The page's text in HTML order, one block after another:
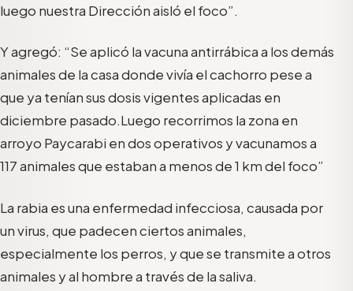
luego nuestra Dirección aisló el foco”.
Y agregó: “Se aplicó la vacuna antirrábica a los demás
animales de la casadonde vivía el cachorro pese a
que ya tenían sus dosisvigentesaplicadas en
diciembre pasado.Luego recorrimos la zona en
arroyo Paycarabi en dos operativos yvacunamos a
117animales que estaban a menos de 1 kmdel foco”
La rabia es una enfermedad infecciosa, causada por
un virus, que padecen ciertos animales,
especialmente los perros, y que se transmite a otros
animales y al hombre a través de la saliva.